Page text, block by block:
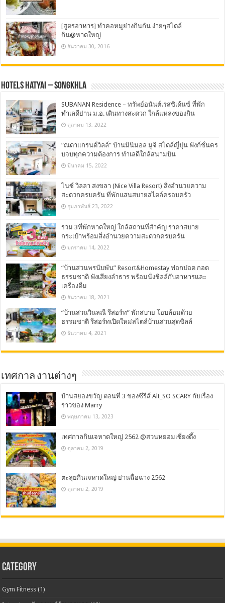
[สูตรอาหาร] ทำคอหมูย่างกินกัน ง่ายๆสไตล์
กิน@หาดใหญ่
ธันวาคม 30, 2016
Hotels Hatyai – Songkhla
SUBANAN Residence – ทรัพย์อนันต์เรสซิเด้นซ์ ที่พัก
ทำเลดีย่าน ม.อ. เดินทางสะดวก ใกล้แหล่งของกิน
ตุลาคม 13, 2022
“ณดาแกรนด์วิลล์” บ้านมินิมอล มูจิ สไตล์ญี่ปุ่น ฟังก์ชั่นคร
บจบทุกความต้องการ ทำเลดีใกล้สนามบิน
มีนาคม 15, 2022
ไนซ์ วิลลา สงขลา (Nice Villa Resort) สิ่งอำนวยความ
สะดวกครบครัน ที่พักแสนสบายสไตล์ครอบครัว
กุมภาพันธ์ 23, 2022
รวม 3ที่พักหาดใหญ่ ใกล้สถานที่สำคัญ ราคาสบาย
กระเป๋าพร้อมสิ่งอำนวยความสะดวกครบครัน
มกราคม 14, 2022
“บ้านสวนพรนับพัน” Resort&Homestay ฟอกปอด กอด
ธรรมชาติ ฟังเสียงลำธาร พร้อมนั่งชิลล์กับอาหารและ
เครื่องดื่ม
ธันวาคม 18, 2021
“บ้านสวนวินลณี รีสอร์ท” พักสบาย โอบล้อมด้วย
ธรรมชาติ รีสอร์ทเปิดใหม่สไตล์บ้านสวนสุดชิลล์
ธันวาคม 4, 2021
เทศกาล งานต่างๆ
บ้านสยองขวัญ ตอนที่ 3 ของซีรีส์ Alt_SO SCARY กับเรื่อง
ราวของ Marry
พฤษภาคม 13, 2023
เทศกาลกินเจหาดใหญ่ 2562 @สวนหย่อมเซี่ยงตึ้ง
ตุลาคม 2, 2019
ตะลุยกินเจหาดใหญ่ ย่านฉื่อฉาง 2562
ตุลาคม 2, 2019
CATEGORY
Gym Fitness (1)